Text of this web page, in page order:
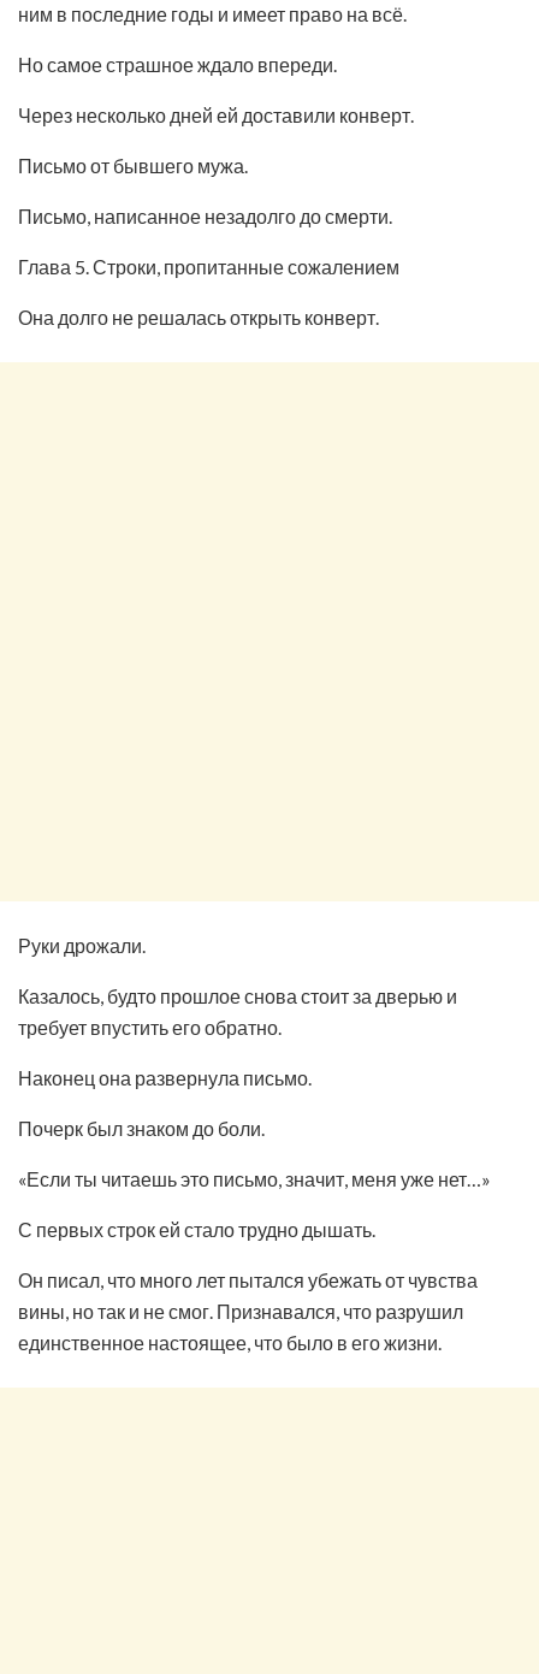
ним в последние годы и имеет право на всё.
Но самое страшное ждало впереди.
Через несколько дней ей доставили конверт.
Письмо от бывшего мужа.
Письмо, написанное незадолго до смерти.
Глава 5. Строки, пропитанные сожалением
Она долго не решалась открыть конверт.
Руки дрожали.
Казалось, будто прошлое снова стоит за дверью и
требует впустить его обратно.
Наконец она развернула письмо.
Почерк был знаком до боли.
«Если ты читаешь это письмо, значит, меня уже нет…»
С первых строк ей стало трудно дышать.
Он писал, что много лет пытался убежать от чувства
вины, но так и не смог. Признавался, что разрушил
единственное настоящее, что было в его жизни.